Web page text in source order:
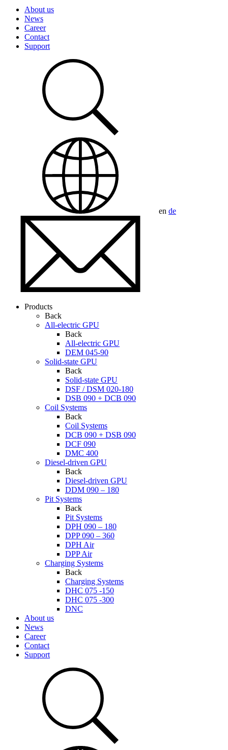
About us
News
Career
Contact
Support
en de
Products
Back
All-electric GPU
Back
All-electric GPU
DEM 045-90
Solid-state GPU
Back
Solid-state GPU
DSF / DSM 020-180
DSB 090 + DCB 090
Coil Systems
Back
Coil Systems
DCB 090 + DSB 090
DCF 090
DMC 400
Diesel-driven GPU
Back
Diesel-driven GPU
DDM 090 – 180
Pit Systems
Back
Pit Systems
DPH 090 – 180
DPP 090 – 360
DPH Air
DPP Air
Charging Systems
Back
Charging Systems
DHC 075 -150
DHC 075 -300
DNC
About us
News
Career
Contact
Support